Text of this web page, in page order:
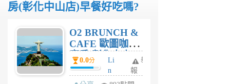
房(彰化中山店)早餐好吃嗎?
O2 BRUNCH &
CAFE 歐圖咖啡
廚房(彰化中山
店)評價? O2
BRUNCH &
0.0分
Li
n
6
舉
報